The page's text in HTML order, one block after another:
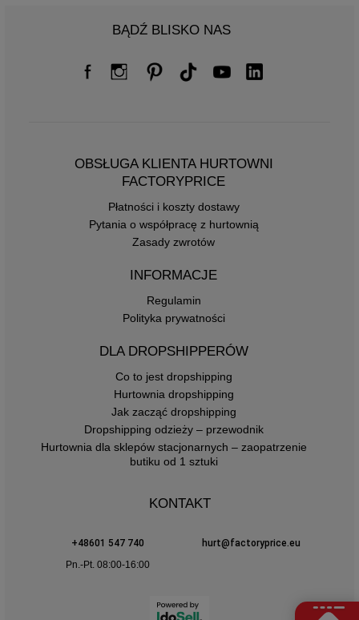
BĄDŹ BLISKO NAS
OBSŁUGA KLIENTA HURTOWNI
FACTORYPRICE
Płatności i koszty dostawy
Pytania o współpracę z hurtownią
Zasady zwrotów
INFORMACJE
Regulamin
Polityka prywatności
DLA DROPSHIPPERÓW
Co to jest dropshipping
Hurtownia dropshipping
Jak zacząć dropshipping
Dropshipping odzieży – przewodnik
Hurtownia dla sklepów stacjonarnych – zaopatrzenie
butiku od 1 sztuki
KONTAKT
+48601 547 740
hurt@factoryprice.eu
Pn.-Pt. 08:00-16:00